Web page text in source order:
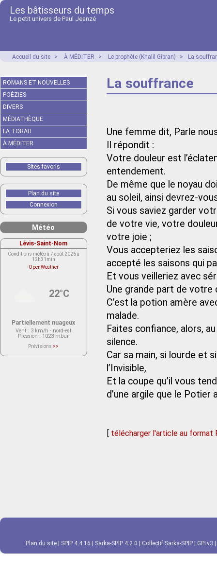
Les bâtisseurs du temps
Le petit univers de Paul Jeanzé
Accueil du site > À MÉDITER > Le prophète (Khalil Gibran) > La
La souffrance
Une femme dit, Parle
Il répondit :
Votre douleur est
entendement.
De même que le noyau
au soleil, ainsi devrez-
Si vous saviez garder
de votre vie, votre
votre joie ;
Vous accepteriez les
accepté les saisons qui
Et vous veilleriez avec
Une grande part de votre
C’est la potion amère
malade.
Faites confiance, alors,
silence.
Car sa main, si lourde et
l’Invisible,
Et la coupe qu’il vous
d’une argile que le Potier
[ télécharger l'article au format
ROMANS ET NOUVELLES
POÉZIES
DIVERS
MÉDIATHÈQUE
LA TORAH
À MÉDITER
Sites favoris
Plan du site
Connexion
Météo
Lévis-Saint-Nom
Conditions météo à 7 août 2026 à
12h31min
OpenWeather
22°C
Partiellement nuageux
Vent : 3 km/h - nord-est
Pression : 1023 mbar
Prévisions >>
actuellement aucune prévision
Plan du site SPIP 4.4.16 Sarka-SPIP 4.2.0 Collectif Sarka-SPIP GPLv3